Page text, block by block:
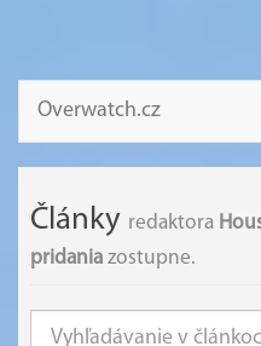
Overwatch.cz
Články redaktora
pridania zostupne.